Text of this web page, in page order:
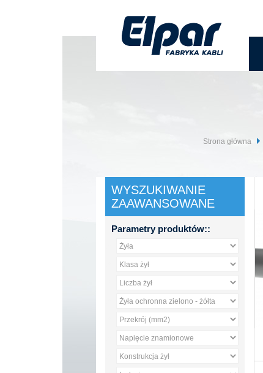
Strona główna
WYSZUKIWANIE
ZAAWANSOWANE
Parametry produktów::